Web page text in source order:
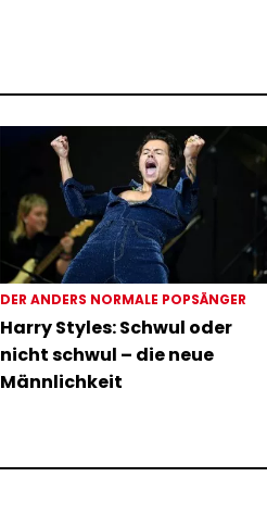
DER ANDERS NORMALE POPSÄNGER
Harry Styles: Schwul oder
nicht schwul – die neue
Männlichkeit